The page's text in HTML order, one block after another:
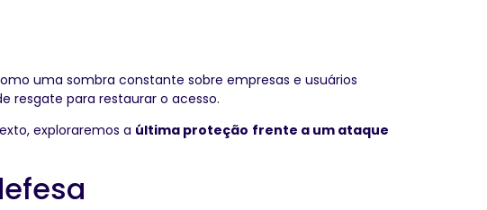
uma sombra constante sobre empresas e usuários
resgate para restaurar o acesso.
exploraremos a última proteção frente a um ataque